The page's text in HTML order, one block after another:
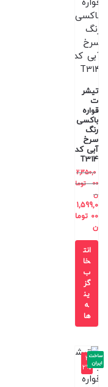
تیشر
ت
قواره
باکسی
رنگ
سرخ
آبی کد
T314
2,350,0
00
توما
ن
1,599,0
00 توما
ن
انت
خا
ب
گز
ین
ه
ها
-3
2%
ساخت
ایران